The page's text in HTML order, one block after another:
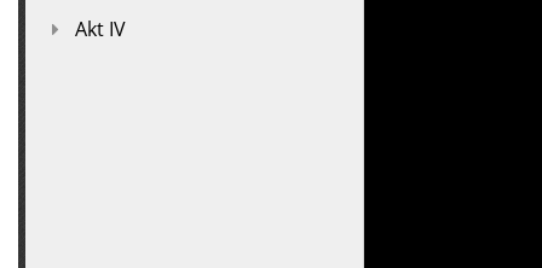
Akt IV